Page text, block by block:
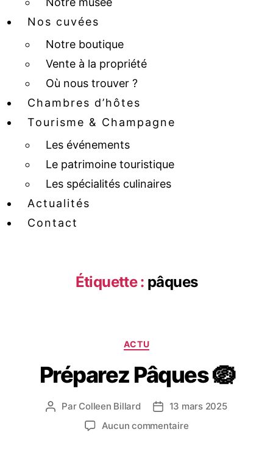
Nos cuvées
Notre boutique
Vente à la propriété
Où nous trouver ?
Chambres d’hôtes
Tourisme & Champagne
Les événements
Le patrimoine touristique
Les spécialités culinaires
Actualités
Contact
Étiquette : pâques
ACTU
Préparez Pâques 🪺
Par Colleen Billard
13 mars 2025
Aucun commentaire